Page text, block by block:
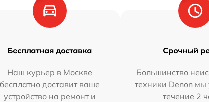
Бесплатная доставка
Наш курьер в Москве
бесплатно доставит ваше
устройство на ремонт и
Срочный
Большинство
техники Denon мы
течение 2